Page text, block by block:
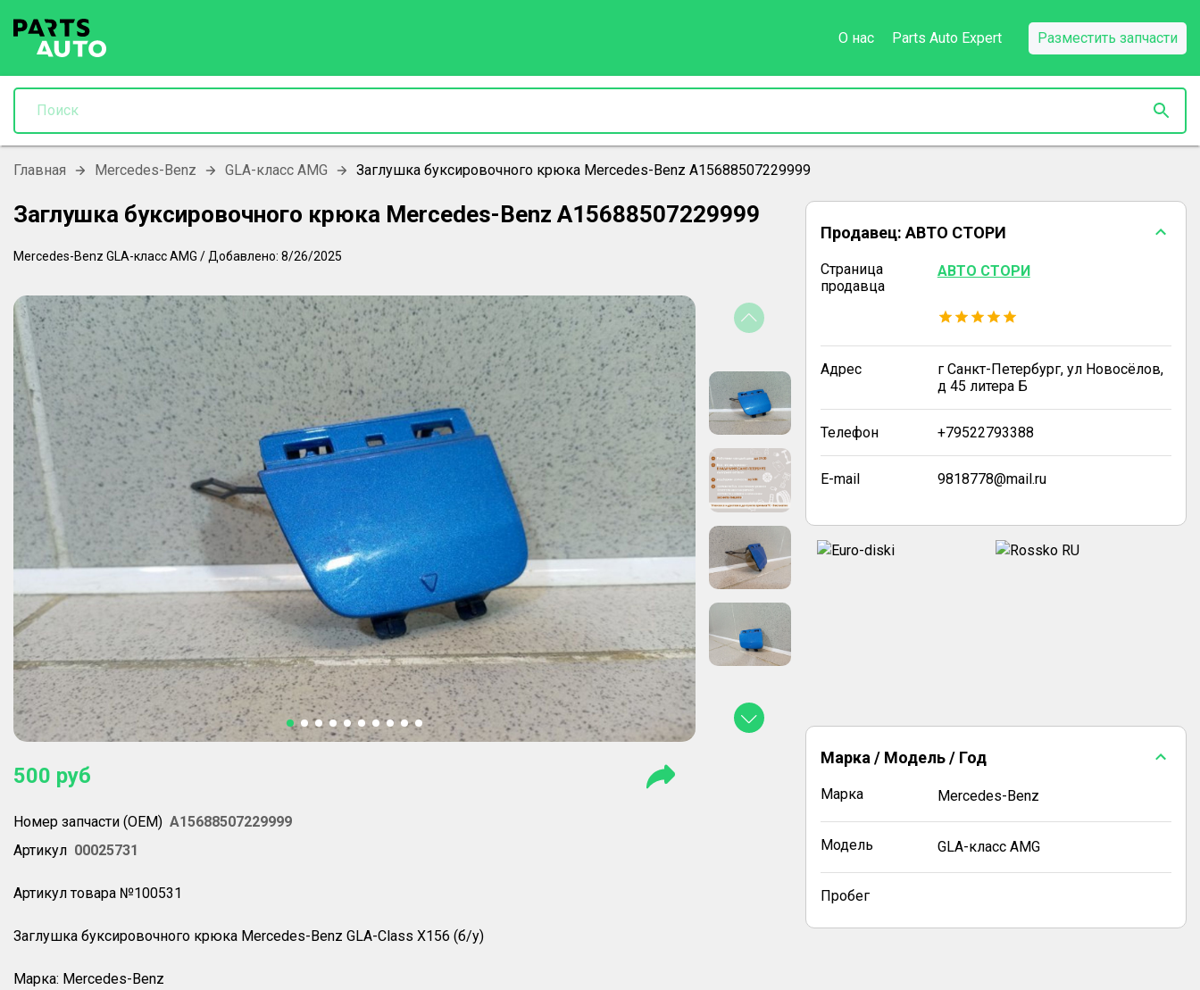
О нас Parts Auto Expert Разместить запчасти
Главная Mercedes-Benz GLA-класс AMG Заглушка буксировочного крюка Mercedes-Benz A15688507229999
Заглушка буксировочного крюка Mercedes-Benz A15688507229999
Mercedes-Benz GLA-класс AMG / Добавлено: 8/26/2025
500 руб
Номер запчасти (OEM) A15688507229999
Артикул 00025731
Артикул товара №100531
Заглушка буксировочного крюка Mercedes-Benz GLA-Class X156 (б/у)
Марка: Mercedes-Benz
Продавец: АВТО СТОРИ
Страница
продавца
АВТО СТОРИ
Адрес
г Санкт-Петербург, ул Новосёлов,
д 45 литера Б
Телефон +79522793388
E-mail 9818778@mail.ru
Марка / Модель / Год
Марка Mercedes-Benz
Модель GLA-класс AMG
Пробег